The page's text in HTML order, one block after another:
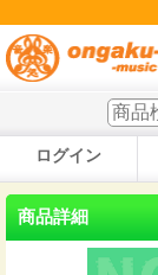
ログイン
商品詳細